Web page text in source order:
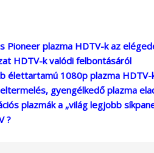
Pioneer plazma HDTV-k az
HDTV-k valódi felbontásáról
élettartamú 1080p plazma HDTV-
gyengélkedő plazma
plazmák a „világ legjobb
?